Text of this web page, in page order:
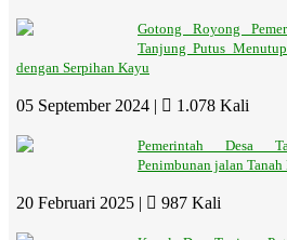
Gotong Royong
Tanjung Putus
dengan Serpihan Kayu
05 September 2024 | 1.078 Kali
Pemerintah Desa
Penimbunan jalan
20 Februari 2025 | 987 Kali